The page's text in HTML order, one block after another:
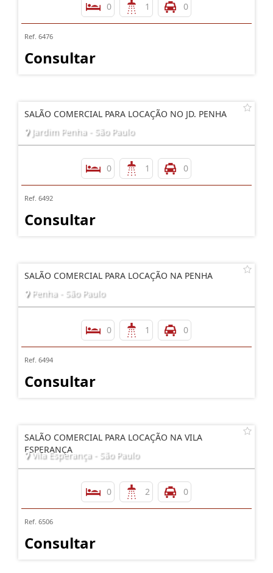
0 1 0
Ref. 6476
Consultar
SALÃO COMERCIAL PARA LOCAÇÃO NO JD. PENHA
Jardim Penha - São Paulo
0 1 0
Ref. 6492
Consultar
SALÃO COMERCIAL PARA LOCAÇÃO NA PENHA
Penha - São Paulo
0 1 0
Ref. 6494
Consultar
SALÃO COMERCIAL PARA LOCAÇÃO NA VILA
ESPERANÇA
Vila Esperança - São Paulo
0 2 0
Ref. 6506
Consultar